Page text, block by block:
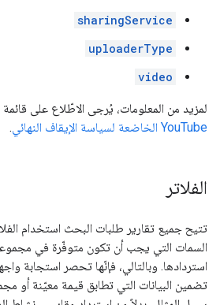
sharingService
uploaderType
video
لمزيد من المعلومات، يُرجى الاطّلاع على قائمة
YouTube الخاضعة لسياسة الإيقاف النهائي
.
الفلاتر
تتيح جميع تقارير طلبات البحث استخدام
السمات التي يجب أن تكون متوفّرة في مجموعة
استردادها. وبالتالي، فإنّها تحصر استجابة
تضمين البيانات التي تطابق قيمة معيّنة أو